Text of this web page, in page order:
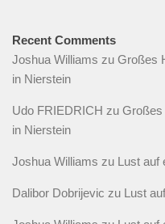
Recent Comments
Joshua Williams zu Großes
in Nierstein
Udo FRIEDRICH zu Großes
in Nierstein
Joshua Williams zu Lust auf
Dalibor Dobrijevic zu Lust